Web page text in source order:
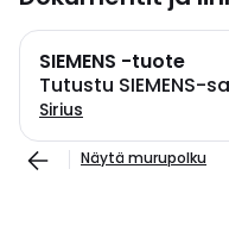
SIEMENS -tuote
Tutustu SIEMENS-
Sirius
Näytä murupolku